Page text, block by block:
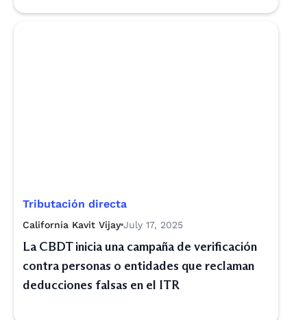
Tributación directa
California Kavit Vijay July 17, 2025
La CBDT inicia una campaña de verificación
contra personas o entidades que reclaman
deducciones falsas en el ITR